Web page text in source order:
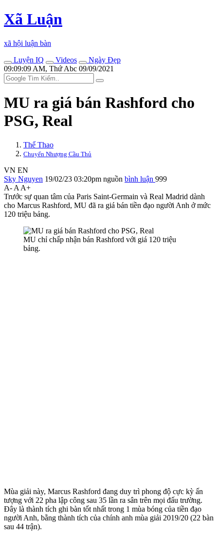
Xã Luận
xã hội luận bàn
Luyện IQ
Videos
Ngày Đẹp
09:09:09 AM, Thứ Abc 09/09/2021
MU ra giá bán Rashford cho
PSG, Real
Thể Thao
Chuyển Nhượng Cầu Thủ
VN EN
Sky Nguyen 19/02/23 03:20pm nguồn bình luận 999
A- A A+
Trước sự quan tâm của Paris Saint-Germain và Real Madrid dành
cho Marcus Rashford, MU đã ra giá bán tiền đạo người Anh ở mức
120 triệu bảng.
MU chỉ chấp nhận bán Rashford với giá 120 triệu
bảng.
Mùa giải này, Marcus Rashford đang duy trì phong độ cực kỳ ấn
tượng với 22 pha lập công sau 35 lần ra sân trên mọi đấu trường.
Đây là thành tích ghi bàn tốt nhất trong 1 mùa bóng của tiền đạo
người Anh, bằng thành tích của chính anh mùa giải 2019/20 (22 bàn
sau 44 trận).